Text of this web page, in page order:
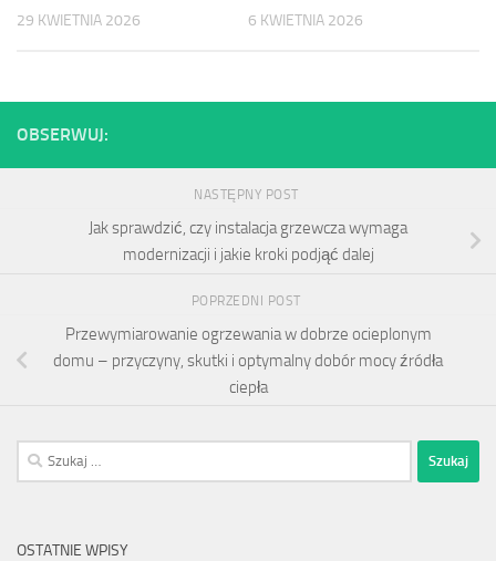
29 KWIETNIA 2026 6 KWIETNIA 2026
OBSERWUJ:
NASTĘPNY POST
Jak sprawdzić, czy instalacja grzewcza wymaga
modernizacji i jakie kroki podjąć dalej
POPRZEDNI POST
Przewymiarowanie ogrzewania w dobrze ocieplonym
domu – przyczyny, skutki i optymalny dobór mocy źródła
ciepła
Szukaj:
OSTATNIE WPISY